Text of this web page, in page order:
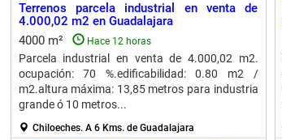
Terrenos parcela industrial en venta de
4.000,02 m2 en Guadalajara
4000 m²
Hace 12 horas
Parcela industrial en venta de 4.000,02 m2.
ocupación: 70 %.edificabilidad: 0.80 m2 /
m2.altura máxima: 13,85 metros para industria
grande ó 10 metros...
Chiloeches. A 6 Kms. de Guadalajara